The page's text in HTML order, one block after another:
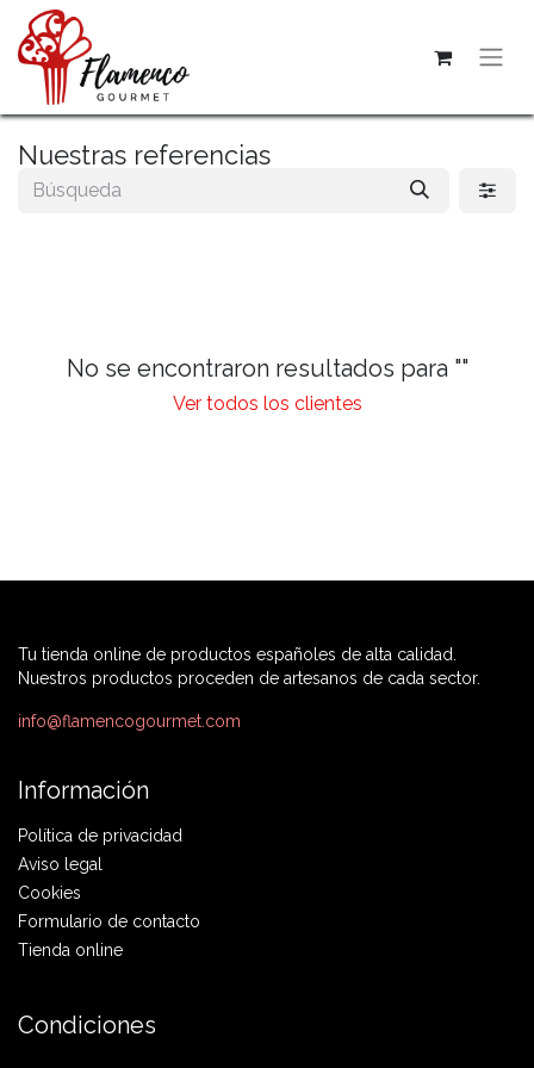
Nuestras referencias
No se encontraron resultados para ""
Ver todos los clientes
Tu tienda online de productos españoles de alta calidad.
Nuestros productos proceden de artesanos de cada sector.
info@flamencogourmet.com
Información
Política de privacidad
Aviso legal
Cookies
Formulario de contacto
Tienda online
Condiciones